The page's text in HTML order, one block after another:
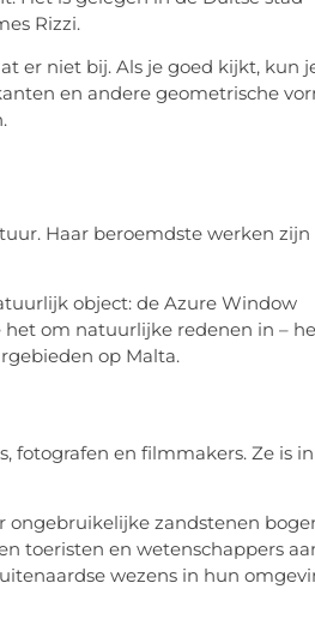
Rizzi.
er niet bij. Als je goed kijkt, kun
en andere geometrische
Haar beroemdste werken zijn
object: de Azure Window
om natuurlijke redenen in –
op Malta.
fotografen en filmmakers. Ze is
ongebruikelijke zandstenen
toeristen en wetenschappers
wezens in hun